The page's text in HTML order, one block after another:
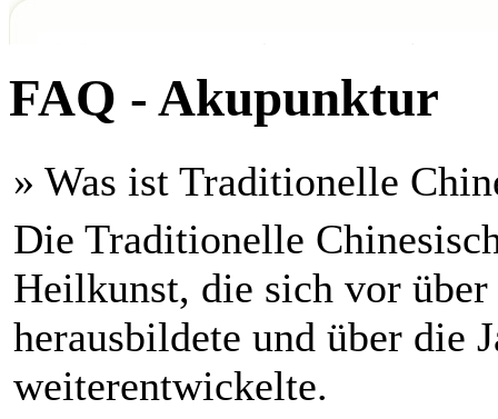
FAQ - Akupunktur
» Was ist Traditionelle
Die Traditionelle
Heilkunst, die sich vor
herausbildete und über die
weiterentwickelte.